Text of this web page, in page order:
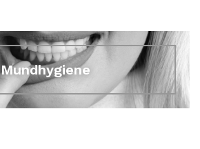
Mundhygiene